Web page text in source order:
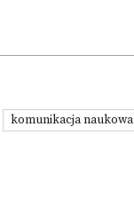
komunikacja naukowa